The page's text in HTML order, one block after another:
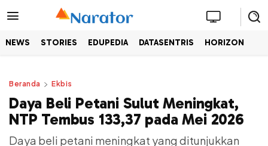
NEWS STORIES EDUPEDIA DATASENTRIS HORIZON
Beranda Ekbis
Daya Beli Petani Sulut Meningkat,
NTP Tembus 133,37 pada Mei 2026
Daya beli petani meningkat yang ditunjukkan